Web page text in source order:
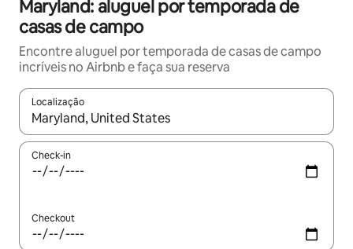
Maryland: aluguel por temporada de
casas de campo
Encontre aluguel por temporada de casas de campo
incríveis no Airbnb e faça sua reserva
Localização
Quando os resultados estiverem disponíveis, explore-os
Check-in
Checkout